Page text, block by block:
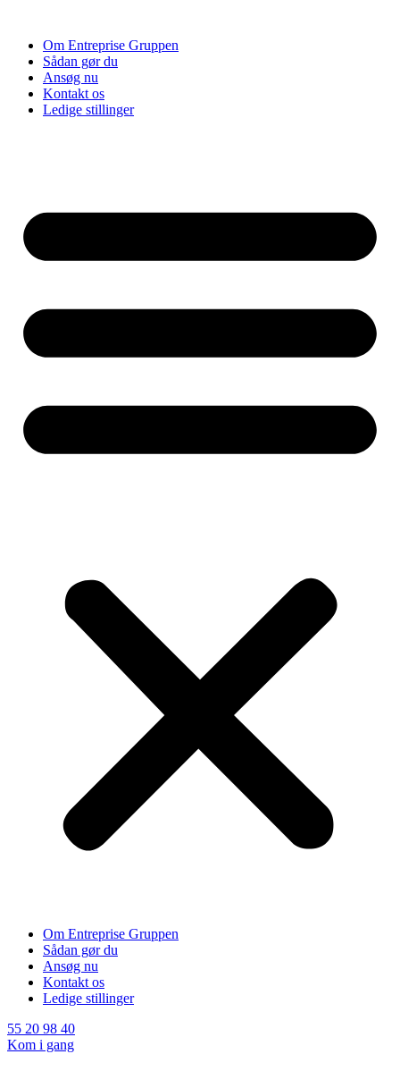
indholdOm Entreprise Gruppen
Sådan gør du
Ansøg nu
Kontakt os
Ledige stillinger
Om Entreprise Gruppen
Sådan gør du
Ansøg nu
Kontakt os
Ledige stillinger
55 20 98 40
Kom i gang